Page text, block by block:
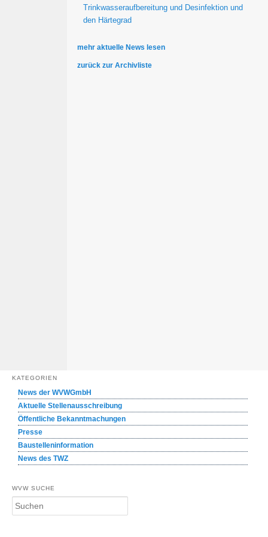
Trinkwasseraufbereitung und Desinfektion und
den Härtegrad
mehr aktuelle News lesen
zurück zur Archivliste
KATEGORIEN
News der WVWGmbH
Aktuelle Stellenausschreibung
Öffentliche Bekanntmachungen
Presse
Baustelleninformation
News des TWZ
WVW SUCHE
S
u